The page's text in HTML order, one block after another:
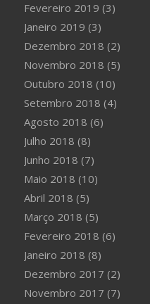
Fevereiro 2019 (3)
Janeiro 2019 (3)
Dezembro 2018 (2)
Novembro 2018 (5)
Outubro 2018 (10)
Setembro 2018 (4)
Agosto 2018 (6)
Julho 2018 (8)
Junho 2018 (7)
Maio 2018 (10)
Abril 2018 (5)
Março 2018 (5)
Fevereiro 2018 (6)
Janeiro 2018 (8)
Dezembro 2017 (2)
Novembro 2017 (7)